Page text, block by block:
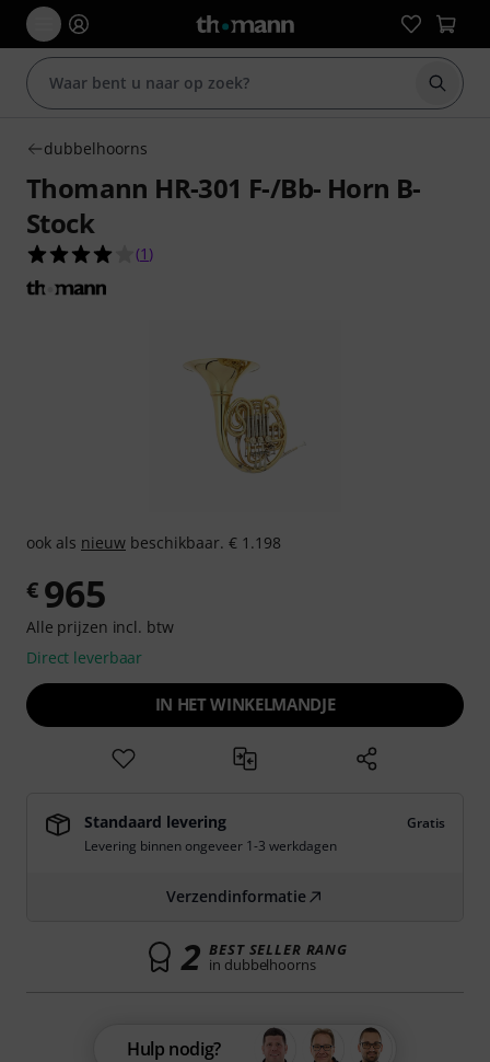
Zoek
dubbelhoorns
Thomann HR-301 F-/Bb- Horn B-
Stock
4.0 van de 5 sterren van 1 klantbeoordelingen
(1 )
ook als nieuw beschikbaar. € 1.198
€ 965
Alle prijzen incl. btw
Direct leverbaar
IN HET WINKELMANDJE
Standaard levering
Gratis
Levering binnen ongeveer 1-3 werkdagen
Verzendinformatie
2 BEST SELLER RANG
in dubbelhoorns
Hulp nodig?